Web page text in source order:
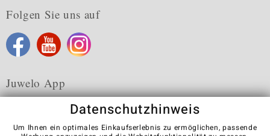
Folgen Sie uns auf
Juwelo App
Datenschutzhinweis
Um Ihnen ein optimales Einkaufserlebnis zu ermöglichen, passende